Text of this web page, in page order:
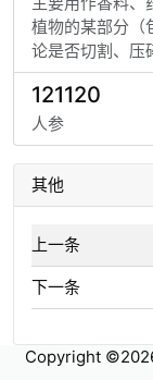
植物的某部分（
论是否切割、压
121120
人参
其他
上一条
下一条
Copyright